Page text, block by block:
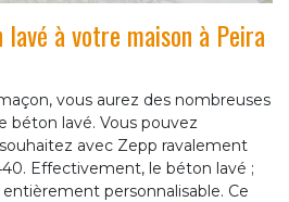
à votre maison à Peira
vous aurez des nombreuses
béton lavé. Vous pouvez
avec Zepp ravalement
Effectivement, le béton lavé ;
personnalisable. Ce